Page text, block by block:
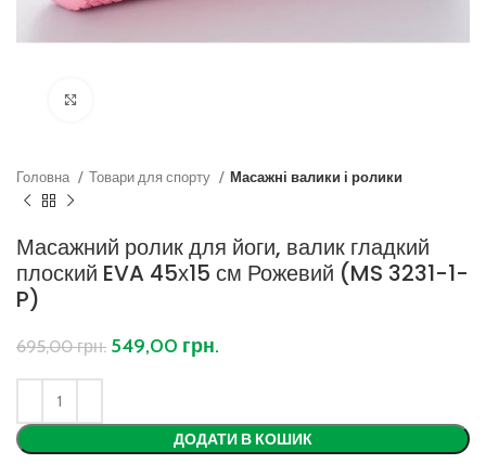
Головна Товари для спорту Масажні валики і ролики
Масажний ролик для йоги, валик гладкий
плоский EVA 45х15 см Рожевий (MS 3231-1-
P)
695,00грн. 549,00 грн.
ДОДАТИ В КОШИК